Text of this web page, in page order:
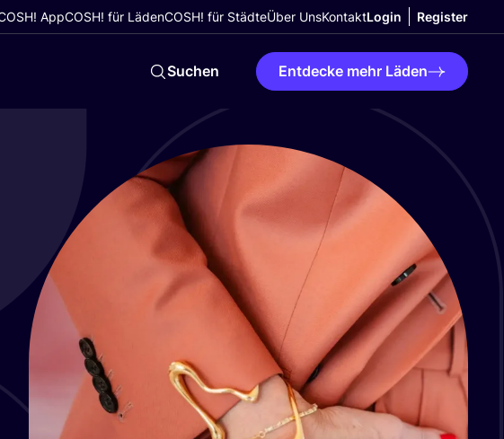
AppCOSH! für LädenCOSH! für StädteÜber UnsKontaktLogin Register
Suchen Entdecke mehr Läden